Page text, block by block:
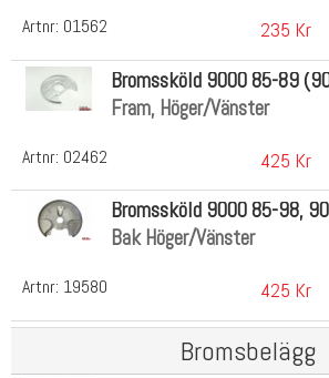
Artnr: 01562 235 Kr
Artnr: 02462
Bromssköld 9000 85-89
Fram, Höger/Vänster
425 Kr
Artnr: 19580
Bromssköld 9000 85-98,
Bak Höger/Vänster
425 Kr
Bromsbelägg